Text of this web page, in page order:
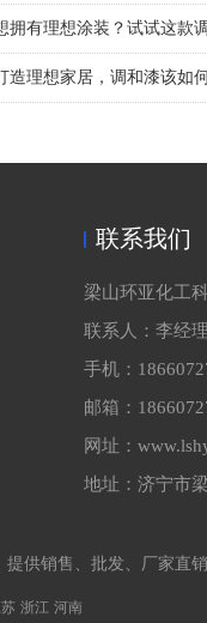
拥有理想涂装？试试这款
造理想家居，调和漆该如
联系我们
梁山环亚化工
联系人：李经理
手机：
邮箱：
网址：
地址：济宁市
供销售、批发、厂家直销
浙江 河南